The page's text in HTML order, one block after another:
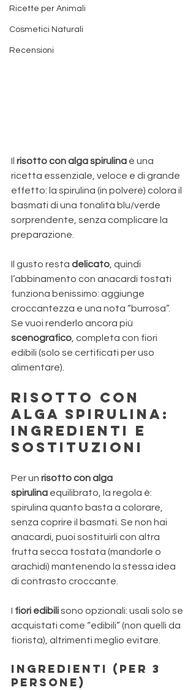
Ricette per Animali
Cosmetici Naturali
Recensioni
Il risotto con alga spirulina è una
ricetta essenziale, veloce e di grande
effetto: la spirulina (in polvere) colora il
basmati di una tonalità blu/verde
sorprendente, senza complicare la
preparazione.
Il gusto resta delicato , quindi
l’abbinamento con anacardi tostati
funziona benissimo: aggiunge
croccantezza e una nota “burrosa”.
Se vuoi renderlo ancora più
scenografico , completa con fiori
edibili (solo se certificati per uso
alimentare).
Risotto con
alga spirulina:
ingredienti e
sostituzioni
Per un risotto con alga
spirulina equilibrato, la regola è:
spirulina quanto basta a colorare,
senza coprire il basmati. Se non hai
anacardi, puoi sostituirli con altra
frutta secca tostata (mandorle o
arachidi) mantenendo la stessa idea
di contrasto croccante.
I fiori edibili sono opzionali: usali solo se
acquistati come “edibili” (non quelli da
fiorista), altrimenti meglio evitare.
Ingredienti (per 3
persone)